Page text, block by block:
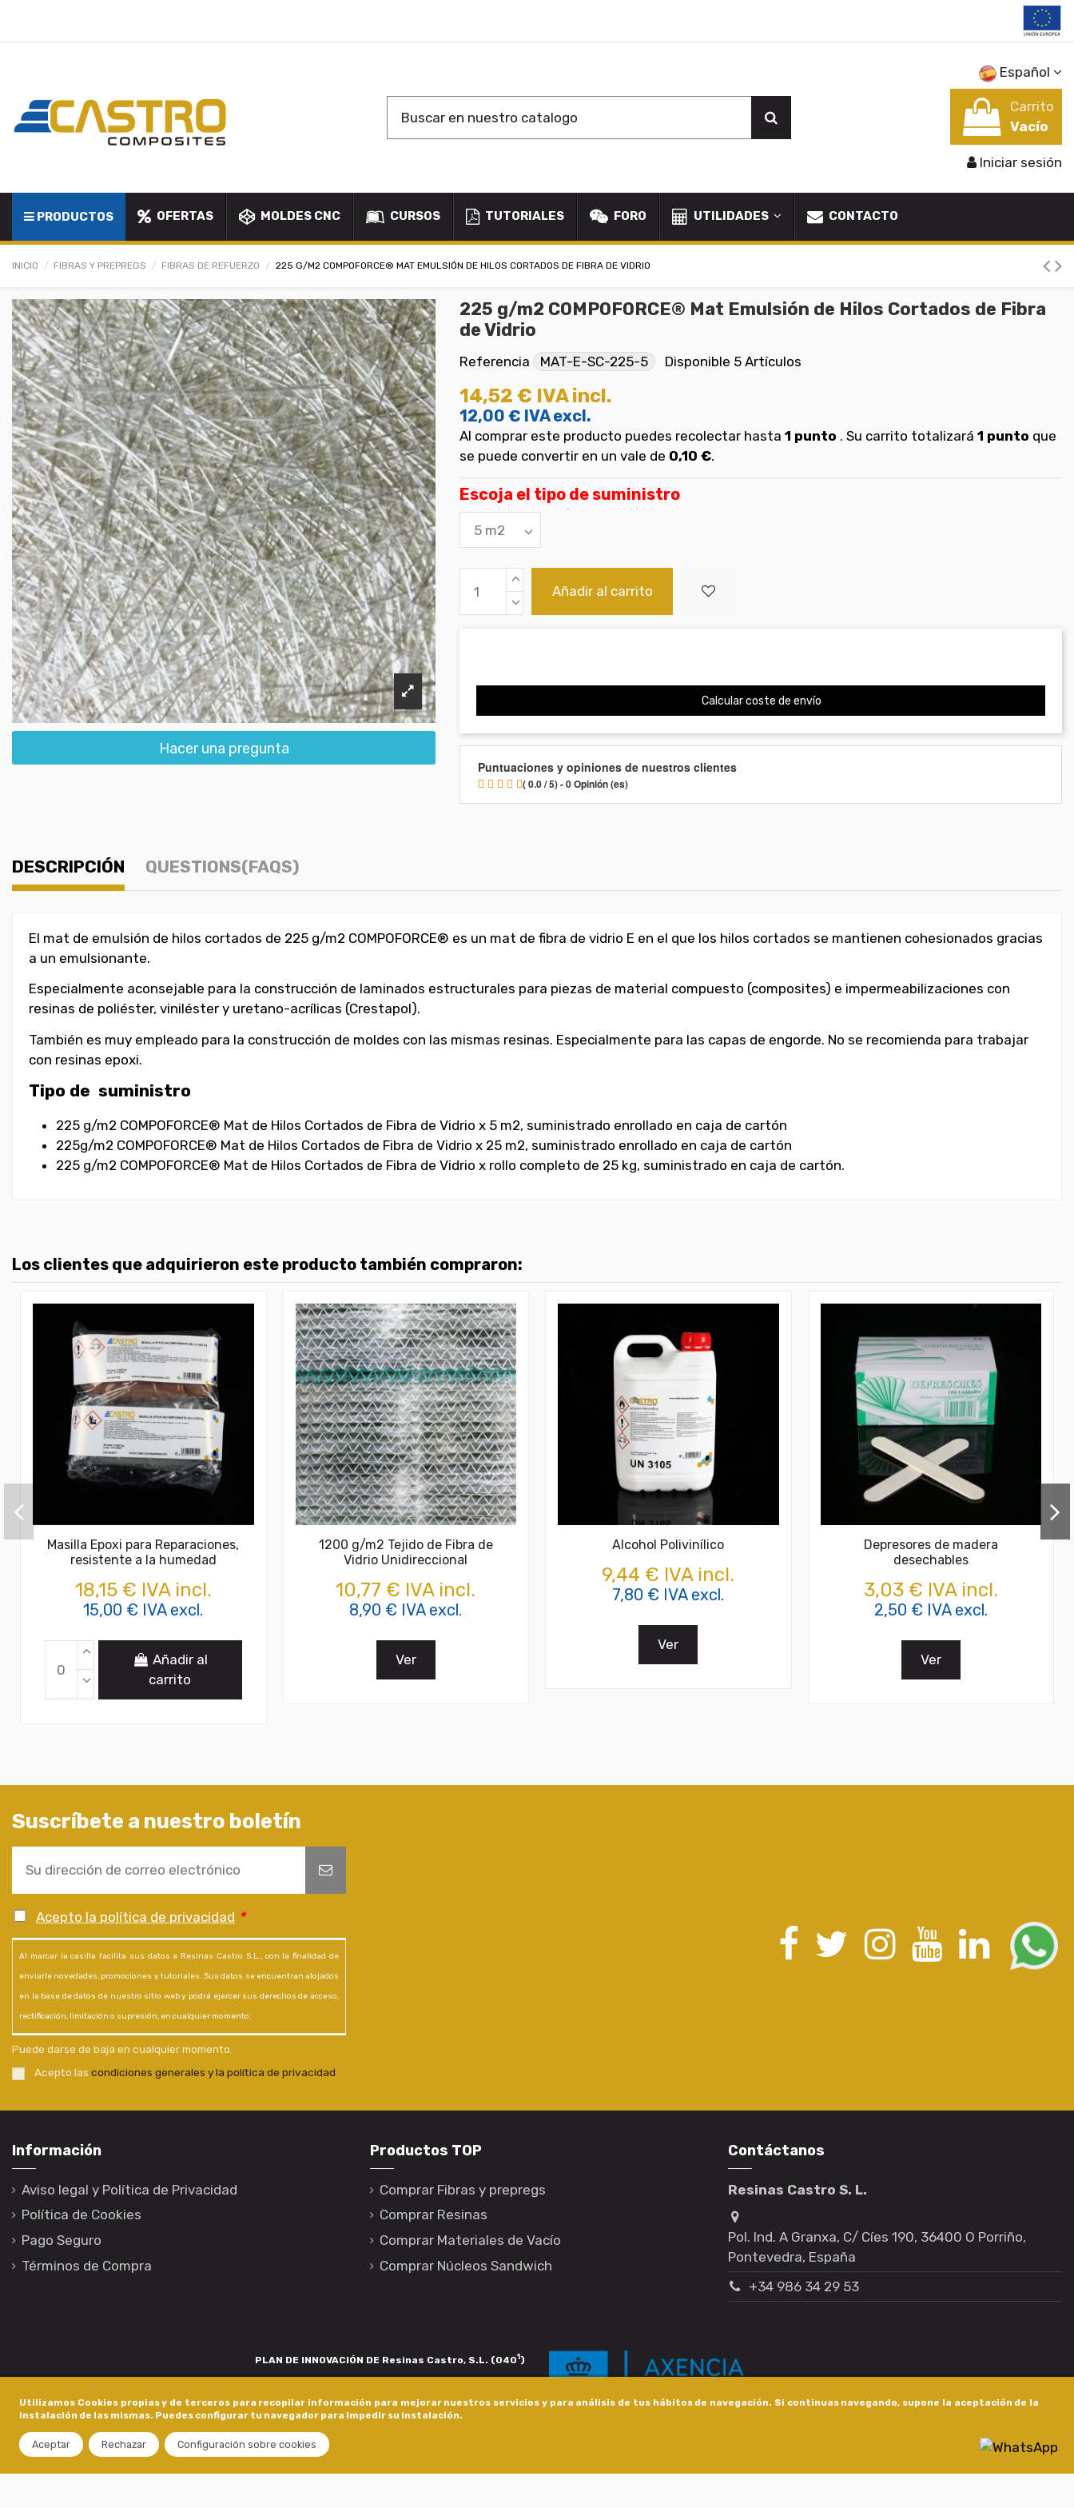
Utilizamos Cookies propias y de terceros para recopilar información para mejorar nuestros servicios y para análisis de tus hábitos de navegación. Si continuas navegando, supone la aceptación de la
instalación de las mismas. Puedes configurar tu navegador para impedir su instalación.
Aceptar Rechazar Configuración sobre cookies
Español
Carrito
Vacío
Iniciar sesión
PRODUCTOS OFERTAS MOLDES CNC CURSOS TUTORIALES FORO UTILIDADES CONTACTO
INICIO FIBRAS Y PREPREGS FIBRAS DE REFUERZO 225 G/M2 COMPOFORCE® MAT EMULSIÓN DE HILOS CORTADOS DE FIBRA DE VIDRIO
Hacer una pregunta
225 g/m2 COMPOFORCE® Mat Emulsión de Hilos Cortados de Fibra
de Vidrio
Referencia MAT-E-SC-225-5 Disponible 5 Artículos
14,52 € IVA incl.
12,00 € IVA excl.
Al comprar este producto puedes recolectar hasta 1 punto . Su carrito totalizará 1 punto que
se puede convertir en un vale de 0,10 €.
Escoja el tipo de suministro
Añadir al carrito
Calcular coste de envío
Puntuaciones y opiniones de nuestros clientes
( 0.0 / 5) - 0 Opinión (es)
DESCRIPCIÓN QUESTIONS(FAQS)
El mat de emulsión de hilos cortados de 225 g/m2 COMPOFORCE® es un mat de fibra de vidrio E en el que los hilos cortados se mantienen cohesionados gracias
a un emulsionante.
Especialmente aconsejable para la construcción de laminados estructurales para piezas de material compuesto (composites) e impermeabilizaciones con
resinas de poliéster, viniléster y uretano-acrílicas (Crestapol).
También es muy empleado para la construcción de moldes con las mismas resinas. Especialmente para las capas de engorde. No se recomienda para trabajar
con resinas epoxi.
Tipo de suministro
225 g/m2 COMPOFORCE® Mat de Hilos Cortados de Fibra de Vidrio x 5 m2, suministrado enrollado en caja de cartón
225g/m2 COMPOFORCE® Mat de Hilos Cortados de Fibra de Vidrio x 25 m2, suministrado enrollado en caja de cartón
225 g/m2 COMPOFORCE® Mat de Hilos Cortados de Fibra de Vidrio x rollo completo de 25 kg, suministrado en caja de cartón.
Los clientes que adquirieron este producto también compraron:
Masilla Epoxi para Reparaciones,
resistente a la humedad
18,15 € IVA incl.
15,00 € IVA excl.
Añadir al
carrito
1200 g/m2 Tejido de Fibra de
Vidrio Unidireccional
10,77 € IVA incl.
8,90 € IVA excl.
Ver
Alcohol Polivinílico
9,44 € IVA incl.
7,80 € IVA excl.
Ver
Depresores de madera
desechables
3,03 € IVA incl.
2,50 € IVA excl.
Ver
Suscríbete a nuestro boletín
Acepto la política de privacidad *
Al marcar la casilla facilita sus datos a Resinas Castro S.L., con la finalidad de
enviarle novedades, promociones y tutoriales. Sus datos se encuentran alojados
en la base de datos de nuestro sitio web y podrá ejercer sus derechos de acceso,
rectificación, limitación o supresión, en cualquier momento.
Puede darse de baja en cualquier momento.
Acepto las condiciones generales y la política de privacidad
Información
Aviso legal y Política de Privacidad
Política de Cookies
Pago Seguro
Términos de Compra
Productos TOP
Comprar Fibras y prepregs
Comprar Resinas
Comprar Materiales de Vacío
Comprar Núcleos Sandwich
Contáctanos
Resinas Castro S. L.
Pol. Ind. A Granxa, C/ Cíes 190, 36400 O Porriño,
Pontevedra, España
+34 986 34 29 53
PLAN DE INNOVACIÓN DE Resinas Castro, S.L. (0401 )
está financiada pola Xunta de Galicia, a través de axudas concedidas pola Axencia Galega de Innovación,
dentro do programa de axudas a empresa. InnovaPeme 2023.